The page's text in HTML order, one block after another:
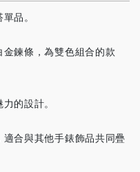
品。
鍊條，為雙色組合的款
的設計。
合與其他手錶飾品共同疊